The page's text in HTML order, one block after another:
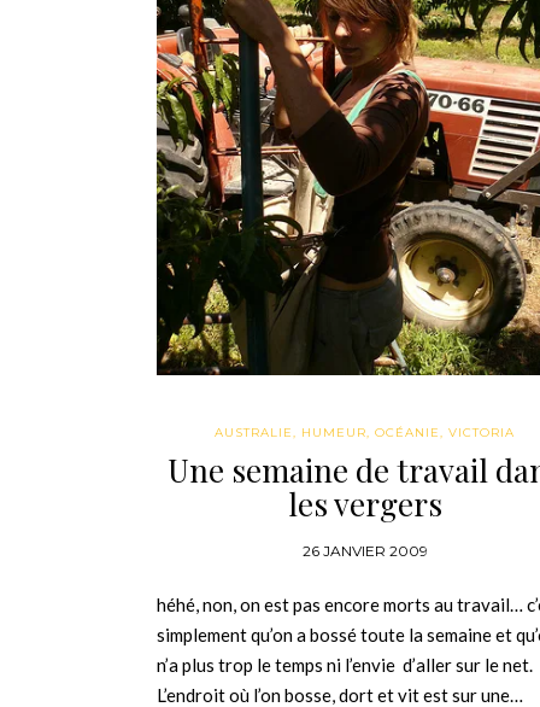
AUSTRALIE, HUMEUR, OCÉANIE, VICTORIA
Une semaine de travail
les vergers
26 JANVIER 2009
héhé, non, on est pas encore morts au travail…
simplement qu’on a bossé toute la semaine et
n’a plus trop le temps ni l’envie d’aller sur le net.
L’endroit où l’on bosse, dort et vit est sur une…